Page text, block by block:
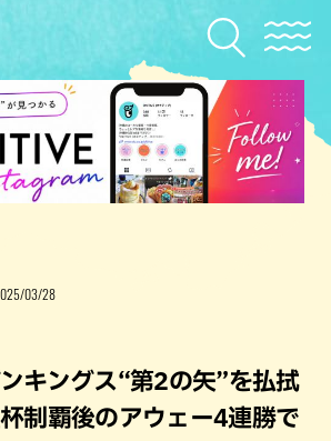
03/28
キングス“第2の矢”を払拭
制覇後のアウェー4連勝で